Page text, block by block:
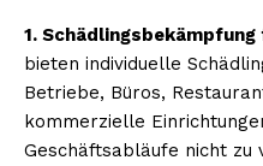
1.
bieten individuelle
Betriebe, Büros,
kommerzielle
Geschäftsabläufe nicht zu